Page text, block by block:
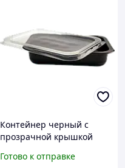
Контейнер черный с
прозрачной крышкой
Готово к отправке